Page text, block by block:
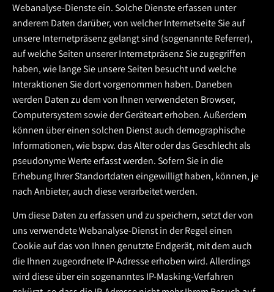
Webanalyse-Dienste ein. Solche Dienste erfassen unter
anderem Daten darüber, von welcher Internetseite Sie auf
unsere Internetpräsenz gelangt sind (sogenannte Referrer),
auf welche Seiten unserer Internetpräsenz Sie zugegriffen
haben, wie lange Sie unsere Seiten besucht und welche
Interaktionen Sie dort vorgenommen haben. Daneben
werden Daten zu dem von Ihnen verwendeten Browser,
Computersystem sowie der Geräteart erhoben. Außerdem
können über einen solchen Dienst auch demographische
Informationen, wie bspw. das Alter oder das Geschlecht als
pseudonyme Werte erfasst werden. Sofern Sie in die
Erhebung Ihrer Standortdaten eingewilligt haben, können, je
nach Anbieter, auch diese verarbeitet werden.
Um diese Daten zu erfassen und zu speichern, setzt der von
uns verwendete Webanalyse-Dienst in der Regel einen
Cookie auf das von Ihnen genutzte Endgerät, mit dem auch
die Ihnen zugeordnete IP-Adresse erhoben wird. Allerdings
wird diese über ein sogenanntes IP-Masking-Verfahren